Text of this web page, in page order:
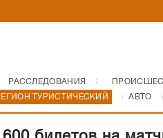
РАССЛЕДОВАНИЯ
ТУРИСТИЧЕСКИЙ АВТО